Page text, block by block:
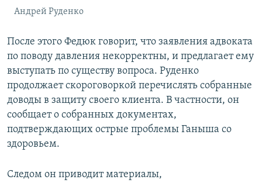
Андрей Руденко
После этого Федюк говорит, что заявления адвоката
по поводу давления некорректны, и предлагает ему
выступать по существу вопроса. Руденко
продолжает скороговоркой перечислять собранные
доводы в защиту своего клиента. В частности, он
сообщает о собранных документах,
подтверждающих острые проблемы Ганыша со
здоровьем.
Следом он приводит материалы,